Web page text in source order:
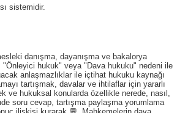
sistemidir.
danışma, dayanışma ve bakalorya
hukuk" veya "Dava hukuku" nedeni ile
anlaşmazlıklar ile içtihat hukuku kaynağı
tartışmak, davalar ve ihtilaflar için yararlı
ve hukuksal konularda özellikle nerede, nasıl,
soru cevap, tartışma paylaşma yorumlama